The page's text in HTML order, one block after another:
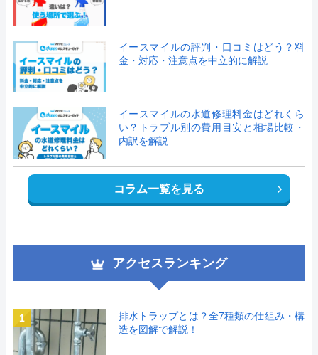
イースマイルの評判・口コミはどう？料
金・対応・注意点を中立的に解説
イースマイルの水道修理料金はどれくら
い？トラブル別の費用目安と相場比較・
内訳を解説
コラム一覧を見る
アクセスランキング
1
排水トラップとは？全7種類の仕組み・構
造を図解で解説！